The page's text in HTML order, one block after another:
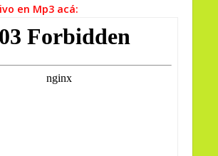
en Mp3 acá: